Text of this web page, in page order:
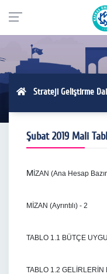
Strateji Geliştirme
Şubat 2019 Mali
MİZAN (Ana Hesap
MİZAN (Ayrıntılı) - 2
TABLO 1.1 BÜTÇE
TABLO 1.2